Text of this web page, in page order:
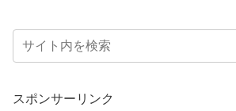
スポンサーリンク